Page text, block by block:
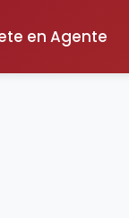
en Agente